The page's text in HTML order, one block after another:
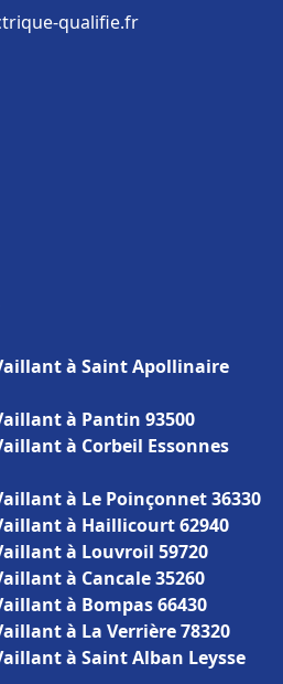
qualifie.fr
à Saint Apollinaire
à Pantin 93500
à Corbeil Essonnes
à Le Poinçonnet 36330
à Haillicourt 62940
à Louvroil 59720
à Cancale 35260
à Bompas 66430
à La Verrière 78320
à Saint Alban Leysse